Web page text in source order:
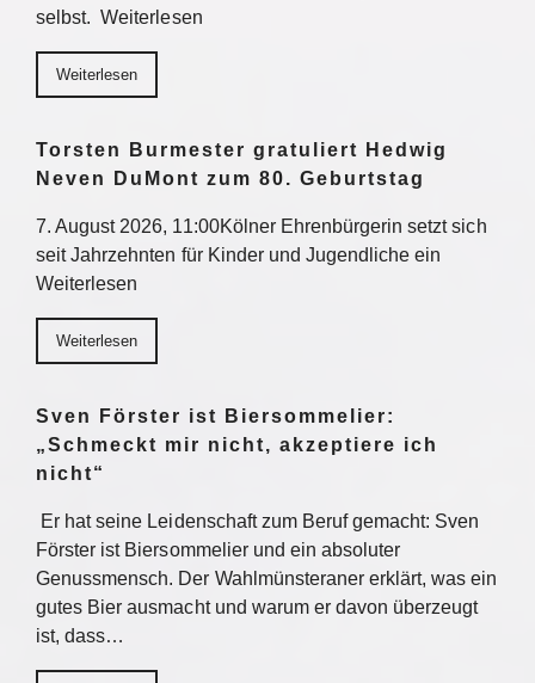
selbst. Weiterlesen
Weiterlesen
Torsten Burmester gratuliert Hedwig
Neven DuMont zum 80. Geburtstag
7. August 2026, 11:00Kölner Ehrenbürgerin setzt sich
seit Jahrzehnten für Kinder und Jugendliche ein
Weiterlesen
Weiterlesen
Sven Förster ist Biersommelier:
„Schmeckt mir nicht, akzeptiere ich
nicht“
Er hat seine Leidenschaft zum Beruf gemacht: Sven
Förster ist Biersommelier und ein absoluter
Genussmensch. Der Wahlmünsteraner erklärt, was ein
gutes Bier ausmacht und warum er davon überzeugt
ist, dass…